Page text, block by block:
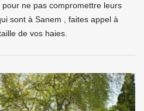
pour ne pas compromettre leurs
sont à Sanem , faites appel à
de vos haies.